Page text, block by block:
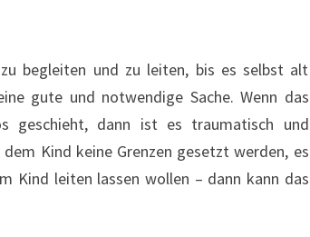
begleiten und zu leiten, bis es selbst alt
gute und notwendige Sache. Wenn das
geschieht, dann ist es traumatisch und
Kind keine Grenzen gesetzt werden, es
Kind leiten lassen wollen – dann kann das